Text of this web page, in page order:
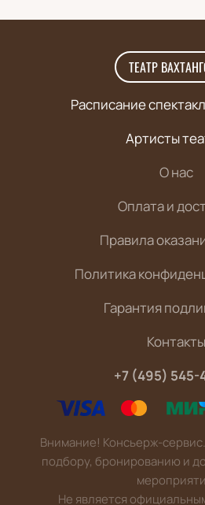
ТЕАТР
Расписание
Артисты
О нас
Оплата и
Правила
Политика
Гарантия
Контакты
+7 (495) 545-
Внимание! Консьерж-
подбору, бронированию и
Не является